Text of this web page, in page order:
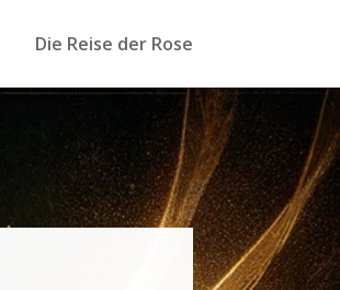
Die Reise der Rose